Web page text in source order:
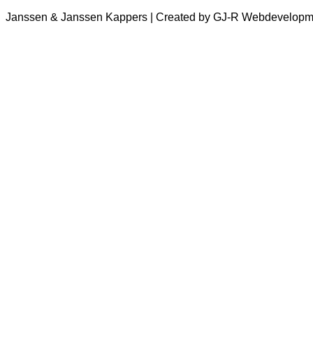
Janssen & Janssen Kappers | Created by GJ-R